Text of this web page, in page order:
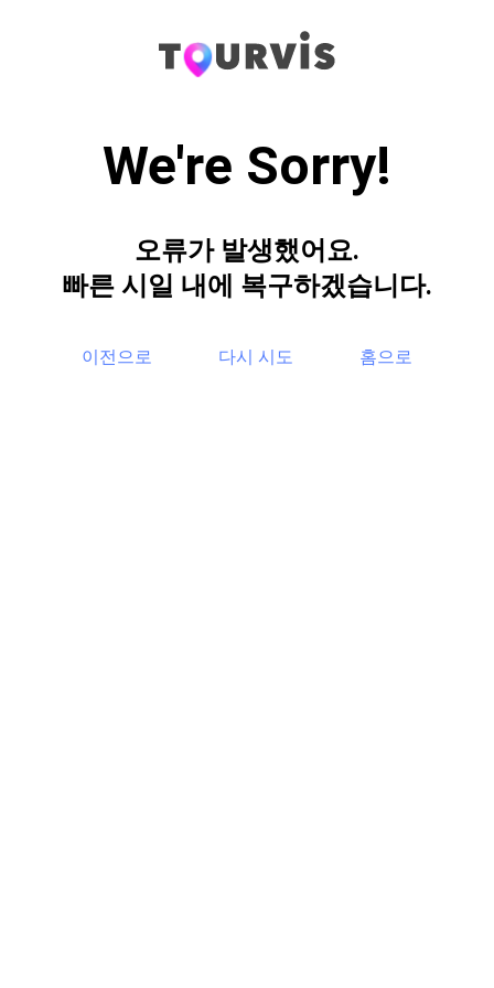
We're Sorry!
오류가 발생했어요.
빠른 시일 내에 복구하겠습니다.
이전으로 다시 시도 홈으로